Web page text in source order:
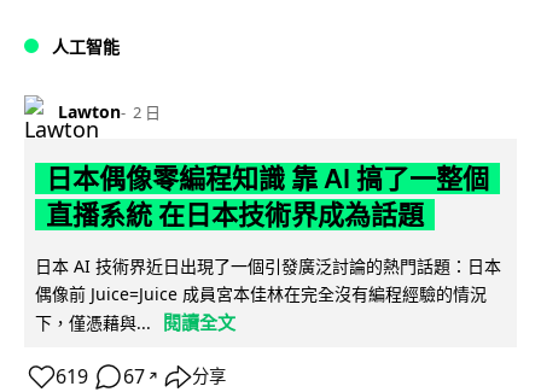
人工智能
Lawton 2 日
日本偶像零編程知識 靠 AI 搞了一整個
直播系統 在日本技術界成為話題
日本 AI 技術界近日出現了一個引發廣泛討論的熱門話題：日本
偶像前 Juice=Juice 成員宮本佳林在完全沒有編程經驗的情況
下，僅憑藉與...
閱讀全文
619 67 ↗ 分享